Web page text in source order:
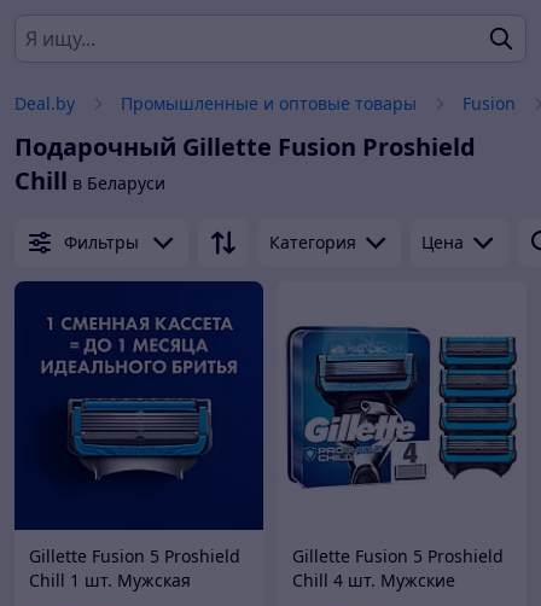
Deal.by Промышленные и оптовые товары Fusion
Подарочный Gillette Fusion Proshield
Chill в Беларуси
Фильтры Категория Цена
Gillette Fusion 5 Proshield
Chill 1 шт. Мужская
Gillette Fusion 5 Proshield
Chill 4 шт. Мужские